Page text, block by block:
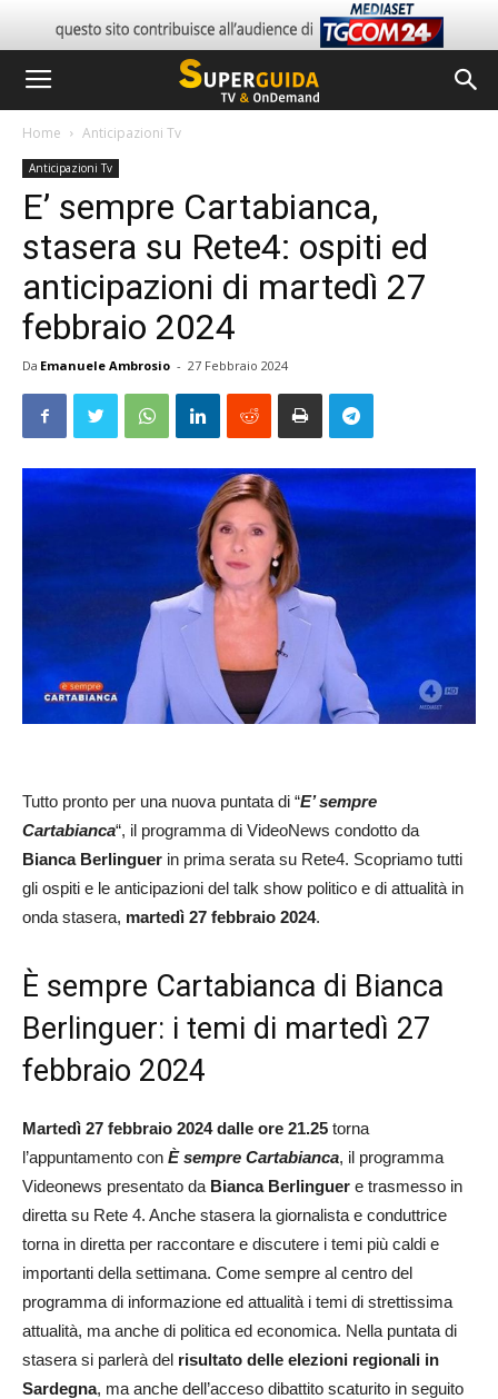
Home Anticipazioni Tv
Anticipazioni Tv
E’ sempre Cartabianca,
stasera su Rete4: ospiti ed
anticipazioni di martedì 27
febbraio 2024
Da Emanuele Ambrosio - 27 Febbraio 2024
Tutto pronto per una nuova puntata di “E’ sempre
Cartabianca“, il programma di VideoNews condotto da
Bianca Berlinguer in prima serata su Rete4. Scopriamo tutti
gli ospiti e le anticipazioni del talk show politico e di attualità in
onda stasera, martedì 27 febbraio 2024.
È sempre Cartabianca di Bianca
Berlinguer: i temi di martedì 27
febbraio 2024
Martedì 27 febbraio 2024 dalle ore 21.25 torna
l’appuntamento con È sempre Cartabianca, il programma
Videonews presentato da Bianca Berlinguer e trasmesso in
diretta su Rete 4. Anche stasera la giornalista e conduttrice
torna in diretta per raccontare e discutere i temi più caldi e
importanti della settimana. Come sempre al centro del
programma di informazione ed attualità i temi di strettissima
attualità, ma anche di politica ed economica. Nella puntata di
stasera si parlerà del risultato delle elezioni regionali in
Sardegna, ma anche dell’acceso dibattito scaturito in seguito